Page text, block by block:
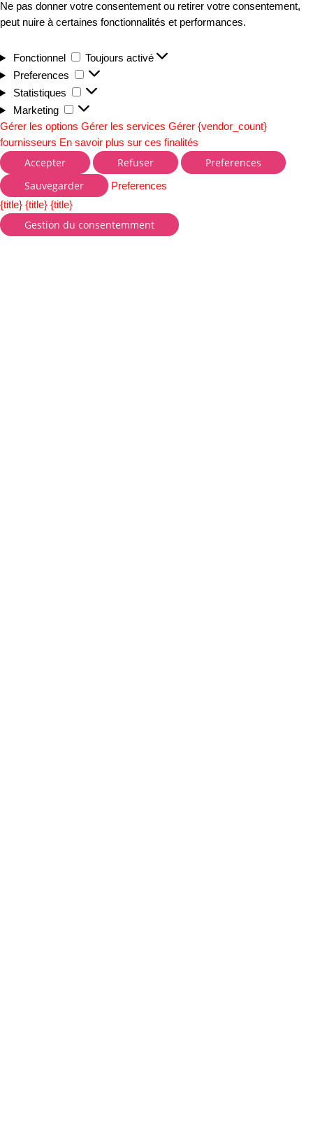
Ne pas donner votre consentement ou retirer votre consentement,
peut nuire à certaines fonctionnalités et performances.
Fonctionnel
Toujours activé
Preferences
Statistiques
Marketing
Gérer les options Gérer les services Gérer {vendor_count}
fournisseurs En savoir plus sur ces finalités
Accepter Refuser
Preferences
Sauvegarder
Preferences
{title} {title} {title}
Gestion du consentemment